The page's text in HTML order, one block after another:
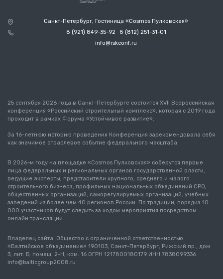
Санкт-Петербург, Гостиница «Cosmos Пулковская»
8 (921) 849-35-92
8 (812) 251-31-01
info@rskconf.ru
25 сентября 2026 года в Санкт-Петербурге состоится XVII Всероссийская
конференция «Российский строительный комплекс», которая с 2019 года
проходит в рамках Форума «Устойчивое развитие».
За 16-летнюю историю проведения Конференция зарекомендовала себя
как значимое отраслевое событие федерального масштаба.
В 2026-м году на площадке «Cosmos Пулковская» соберутся первые
лица федеральных и региональных органов государственной власти,
ведущие эксперты, представители крупного, среднего и малого
строительного бизнеса, профильных национальных объединений СРО,
общественных организаций, саморегулируемых организаций, учебных
заведений из более чем 40 регионов России. По традиции, порядка 10
000 участников будут следить за ходом мероприятия посредством
онлайн трансляции.
Владелец сайта: Общество с ограниченной ответственностью
«Балтийское объединение» 190103, Санкт-Петербург, Рижский пр., дом
3, лит. Б, помещ. 2-Н, ком. 16 ОГРН 1217800180179 ИНН 7838099336
info@balticgroup2008.ru